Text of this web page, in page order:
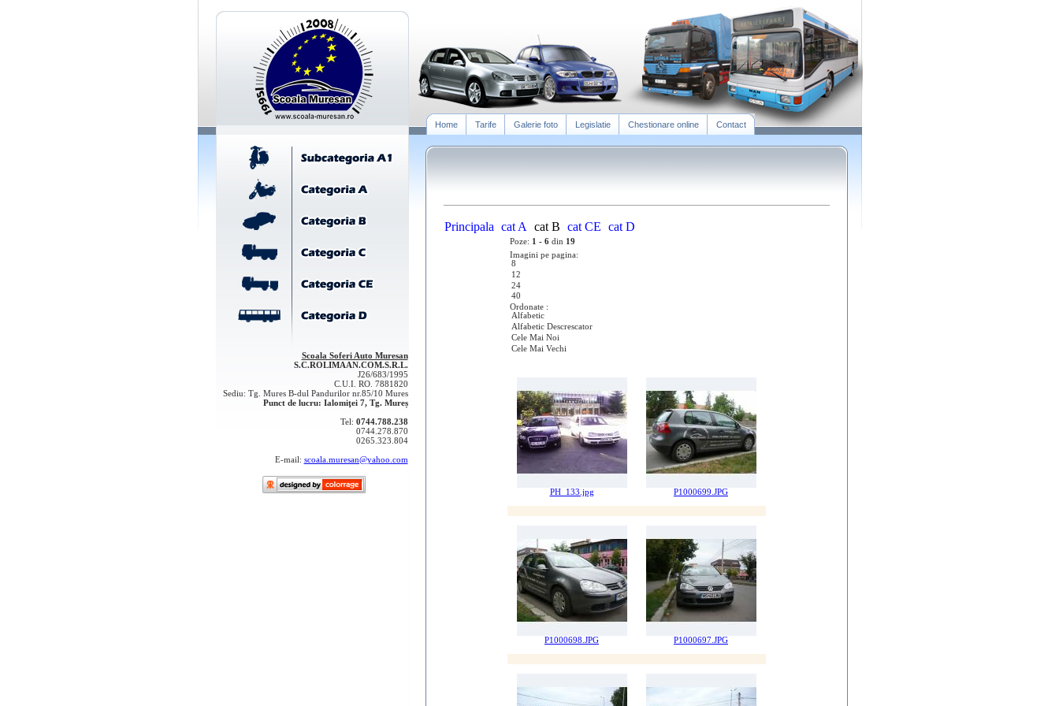
Home Tarife Galerie foto Legislatie Chestionare online Contact
Scoala Soferi Auto Muresan
S.C.ROLIMAAN.COM.S.R.L.
J26/683/1995
C.U.I. RO. 7881820
Sediu: Tg. Mures B-dul Pandurilor nr.85/10 Mures
Punct de lucru: Ialomiţei 7, Tg. Mureș
Tel: 0744.788.238
0744.278.870
0265.323.804
E-mail: scoala.muresan@yahoo.com
Principala cat A cat B cat CE cat D
Poze: 1 - 6din 19
Imagini pe pagina:
Ordonate :
PH_133.jpg P1000699.JPG
P1000698.JPG P1000697.JPG